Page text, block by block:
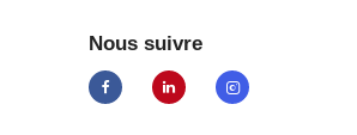
Nous suivre